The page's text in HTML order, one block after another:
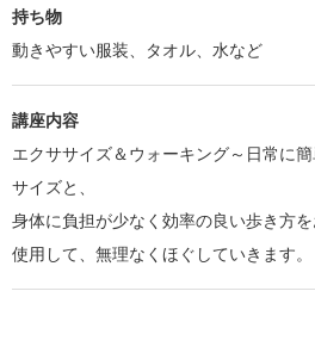
持ち物
動きやすい服装、タオル、水など
講座内容
エクササイズ＆ウォーキング～日常に
サイズと、
身体に負担が少なく効率の良い歩き方
使用して、無理なくほぐしていきます。